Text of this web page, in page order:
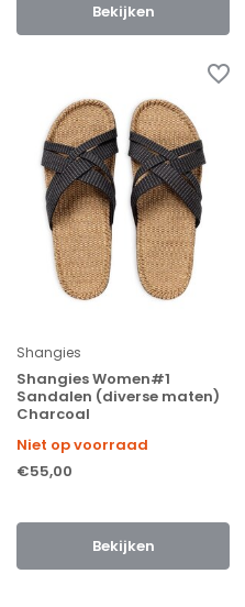
Bekijken
Shangies
Shangies Women#1
Sandalen (diverse maten)
Charcoal
Niet op voorraad
€55,00
Bekijken